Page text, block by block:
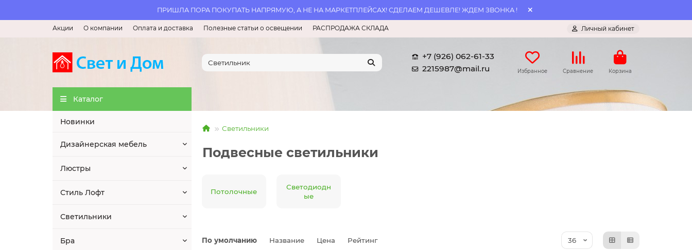
ПРИШЛА ПОРА ПОКУПАТЬ НАПРЯМУЮ, А НЕ НА МАРКЕТПЛЕЙСАХ! СДЕЛАЕМ ДЕШЕВЛЕ! ЖДЕМ ЗВОНКА !
Акции О компании Оплата и доставка Полезные статьи о освещении РАСПРОДАЖА СКЛАДА Личный кабинет
+7 (926) 062-61-33
2215987@mail.ru
Избранное Сравнение Корзина
Каталог
Новинки
Дизайнерская мебель
Люстры
Стиль Лофт
Светильники
Бра
Светильники
Подвесные светильники
Потолочные
Светодиодн
ые
По умолчанию Название Цена Рейтинг